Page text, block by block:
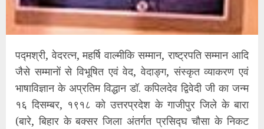
पद्मश्री, वेदरत्न, महर्षि वाल्मीकि सम्मान, राष्ट्रपति सम्मान आदि
जैसे सम्मानों से विभूषित एवं वेद, वेदाङ्ग, संस्कृत व्याकरण एवं
भाषाविज्ञान के अप्रतिम विद्धान डॉ. कपिलदेव द्विवेदी जी का जन्म
१६ दिसम्बर, १९१८ को उत्तरप्रदेश के गाजीपुर जिले के बारा
(बारे, बिहार के बक्सर जिला अंतर्गत प्रसिद्घ चौसा के निकट